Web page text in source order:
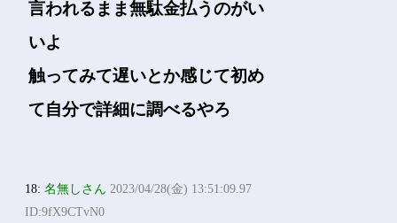
言われるまま無駄金払うのがい
いよ
触ってみて遅いとか感じて初め
て自分で詳細に調べるやろ
18:名無しさん 2023/04/28(金) 13:51:09.97
ID:9fX9CTvN0